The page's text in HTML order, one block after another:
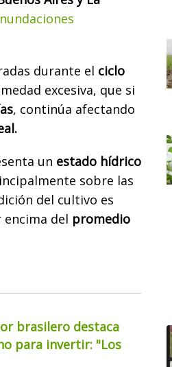
durante el ciclo
excesiva, que si
, continúa afectando
un estado hídrico
sobre las
del cultivo es
del promedio
brasilero destaca
para invertir: "Los